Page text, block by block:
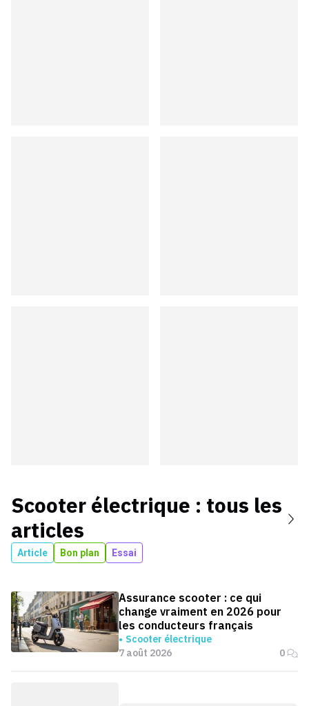
Scooter électrique : tous les
articles
Article Bon plan Essai
Assurance scooter : ce qui
change vraiment en 2026 pour
les conducteurs français
Scooter électrique
7 août 2026
0